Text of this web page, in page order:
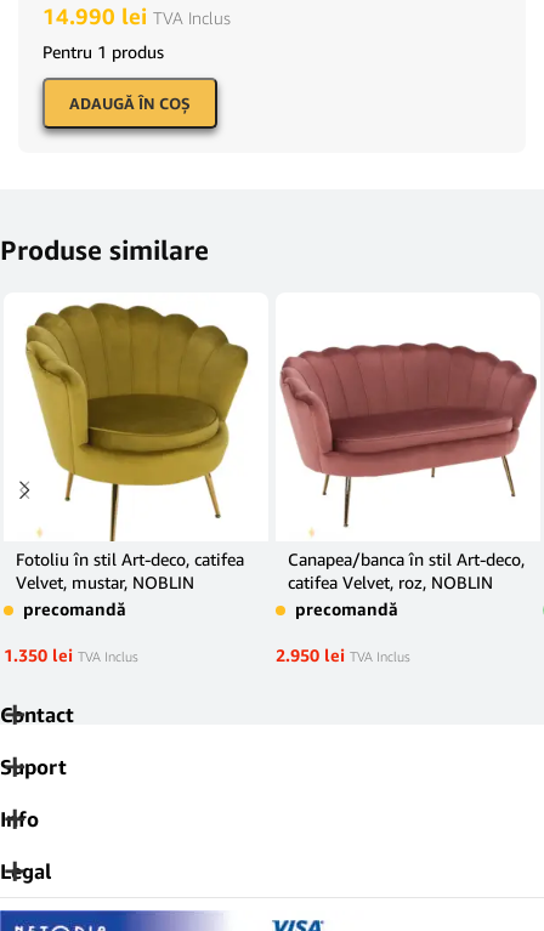
14.990 lei TVA Inclus
Pentru 1 produs
ADAUGĂ ÎN COŞ
Produse similare
Fotoliu în stil Art-deco, catifea
Velvet, mustar, NOBLIN
precomandă
1.350 lei TVA Inclus
Canapea/banca în stil Art-deco,
catifea Velvet, roz, NOBLIN
precomandă
2.950 lei TVA Inclus
Contact
Suport
Info
Legal